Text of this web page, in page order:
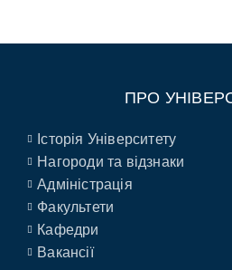
ПРО
Історія Університету
Нагороди та відзнаки
Адміністрація
Факультети
Кафедри
Вакансії